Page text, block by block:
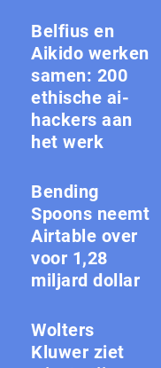
Belfius en
Aikido werken
samen: 200
ethische ai-
hackers aan
het werk
Bending
Spoons neemt
Airtable over
voor 1,28
miljard dollar
Wolters
Kluwer ziet